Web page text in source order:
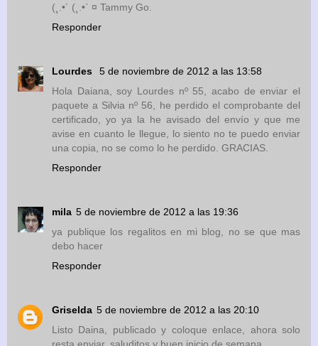
(¸.•´ (¸.•` ¤ Tammy Go.
Responder
Lourdes
5 de noviembre de 2012 a las 13:58
Hola Daiana, soy Lourdes nº 55, acabo de enviar el
paquete a Silvia nº 56, he perdido el comprobante del
certificado, yo ya la he avisado del envío y que me
avise en cuanto le llegue, lo siento no te puedo enviar
una copia, no se como lo he perdido. GRACIAS.
Responder
mila 5 de noviembre de 2012 a las 19:36
ya publique los regalitos en mi blog, no se que mas
debo hacer
Responder
Griselda 5 de noviembre de 2012 a las 20:10
Listo Daina, publicado y coloque enlace, ahora solo